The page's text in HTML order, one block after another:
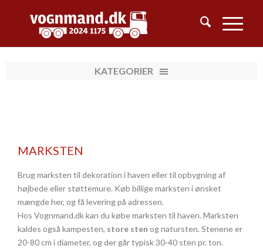
MARKSTEN
Brug marksten til dekoration i haven eller til opbygning af
højbede eller støttemure. Køb billige marksten i ønsket
mængde her, og få levering på adressen.
Hos Vognmand.dk kan du købe marksten til haven. Marksten
kaldes også kampesten, store sten og natursten. Stenene er
20-80 cm i diameter, og der går typisk 30-40 sten pr. ton.